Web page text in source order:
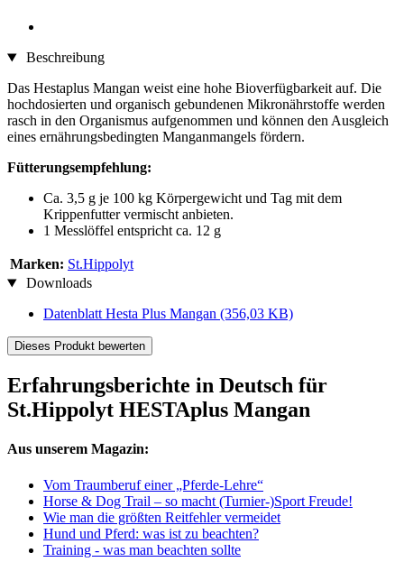
Beschreibung
Das Hestaplus Mangan weist eine hohe Bioverfügbarkeit auf. Die
hochdosierten und organisch gebundenen Mikronährstoffe werden
rasch in den Organismus aufgenommen und können den Ausgleich
eines ernährungsbedingten Manganmangels fördern.
Fütterungsempfehlung:
Ca. 3,5 g je 100 kg Körpergewicht und Tag mit dem
Krippenfutter vermischt anbieten.
1 Messlöffel entspricht ca. 12 g
Marken: St.Hippolyt
Downloads
Datenblatt Hesta Plus Mangan (356,03 KB)
Dieses Produkt bewerten
Erfahrungsberichte in Deutsch für
St.Hippolyt HESTAplus Mangan
Aus unserem Magazin:
Vom Traumberuf einer „Pferde-Lehre“
Horse & Dog Trail – so macht (Turnier-)Sport Freude!
Wie man die größten Reitfehler vermeidet
Hund und Pferd: was ist zu beachten?
Training - was man beachten sollte